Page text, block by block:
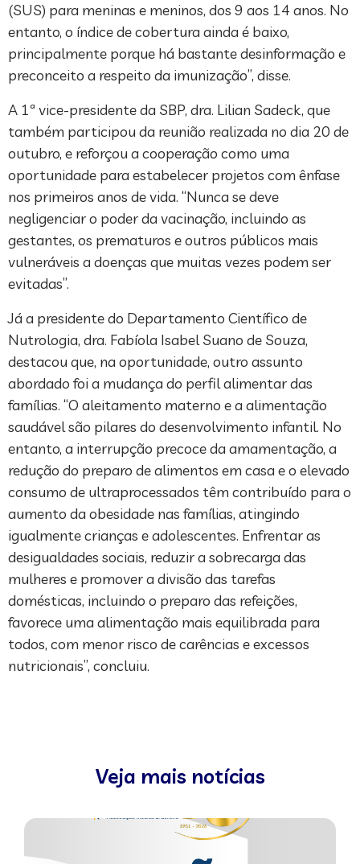
(SUS) para meninas e meninos, dos 9 aos 14 anos. No
entanto, o índice de cobertura ainda é baixo,
principalmente porque há bastante desinformação e
preconceito a respeito da imunização”, disse.
A 1ª vice-presidente da SBP, dra. Lilian Sadeck, que
também participou da reunião realizada no dia 20 de
outubro, e reforçou a cooperação como uma
oportunidade para estabelecer projetos com ênfase
nos primeiros anos de vida. “Nunca se deve
negligenciar o poder da vacinação, incluindo as
gestantes, os prematuros e outros públicos mais
vulneráveis a doenças que muitas vezes podem ser
evitadas”.
Já a presidente do Departamento Científico de
Nutrologia, dra. Fabíola Isabel Suano de Souza,
destacou que, na oportunidade, outro assunto
abordado foi a mudança do perfil alimentar das
famílias. “O aleitamento materno e a alimentação
saudável são pilares do desenvolvimento infantil. No
entanto, a interrupção precoce da amamentação, a
redução do preparo de alimentos em casa e o elevado
consumo de ultraprocessados têm contribuído para o
aumento da obesidade nas famílias, atingindo
igualmente crianças e adolescentes. Enfrentar as
desigualdades sociais, reduzir a sobrecarga das
mulheres e promover a divisão das tarefas
domésticas, incluindo o preparo das refeições,
favorece uma alimentação mais equilibrada para
todos, com menor risco de carências e excessos
nutricionais”, concluiu.
Veja mais notícias